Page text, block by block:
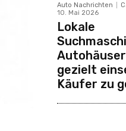
Auto Nachrichten
10. Mai 2026
Lokale
gezielt
Käufer zu